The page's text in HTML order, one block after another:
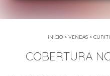
INÍCIO> VENDAS>
COBERTURA